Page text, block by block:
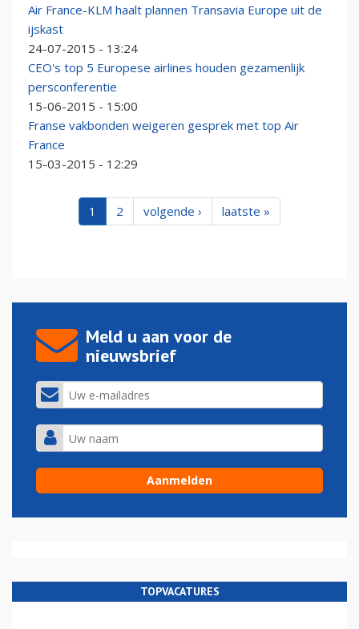
Air France-KLM haalt plannen Transavia Europe uit de
ijskast
24-07-2015 - 13:24
CEO's top 5 Europese airlines houden gezamenlijk
persconferentie
15-06-2015 - 15:00
Franse vakbonden weigeren gesprek met top Air
France
15-03-2015 - 12:29
1 2 volgende › laatste »
Meld u aan voor de
nieuwsbrief
TOPVACATURES